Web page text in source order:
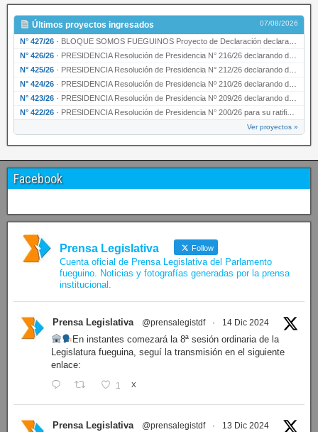
Últimos proyectos ingresados 07/08/2026
N° 427/26 · BLOQUE SOMOS FUEGUINOS Proyecto de Declaración declarando de interés provincial PRESIDENCI…
N° 426/26 · PRESIDENCIA Resolución de Presidencia N° 216/26 declarando de interés provincial la labor …
N° 425/26 · PRESIDENCIA Resolución de Presidencia N° 212/26 declarando de interés provincial el “50° A…
N° 424/26 · PRESIDENCIA Resolución de Presidencia Nº 210/26 declarando de interés provincial el proyec…
N° 423/26 · PRESIDENCIA Resolución de Presidencia Nº 209/26 declarando de interés provincial la presen…
N° 422/26 · PRESIDENCIA Resolución de Presidencia N° 200/26 para su ratificación.
Ver proyectos »
Facebook
Prensa Legislativa Follow
Cuenta oficial de Prensa Legislativa del Parlamento
fueguino. Noticias y fotografías generadas por la prensa
institucional.
Prensa Legislativa @prensalegistdf · 14 Dic 2024
En instantes comezará la 8ª sesión ordinaria de la
Legislatura fueguina, seguí la transmisión en el siguiente
enlace:
1 X
Prensa Legislativa @prensalegistdf · 13 Dic 2024